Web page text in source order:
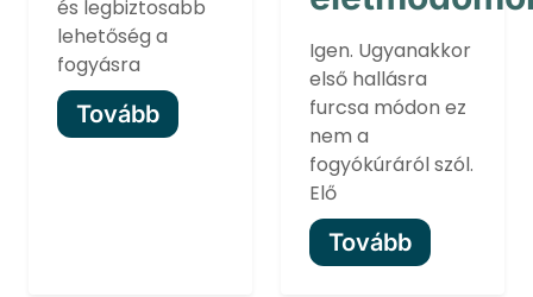
és legbiztosabb
lehetőség a
fogyásra
Tovább
Igen. Ugyanakkor
első hallásra
furcsa módon ez
nem a
fogyókúráról szól.
Elő
Tovább